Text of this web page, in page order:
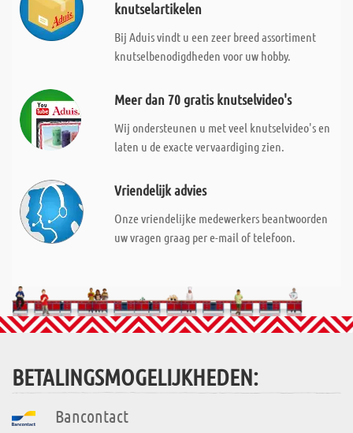
knutselartikelen
Bij Aduis vindt u een zeer breed assortiment
knutselbenodigdheden voor uw hobby.
Meer dan 70 gratis knutselvideo's
Wij ondersteunen u met veel knutselvideo's en
laten u de exacte vervaardiging zien.
Vriendelijk advies
Onze vriendelijke medewerkers beantwoorden
uw vragen graag per e-mail of telefoon.
BETALINGSMOGELIJKHEDEN:
Bancontact